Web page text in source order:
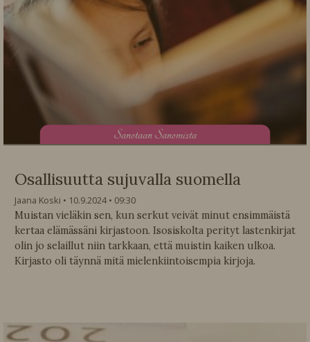
Sanotaan Sanomista
Osallisuutta sujuvalla suomella
Jaana Koski 10.9.2024
09:30
Muistan vieläkin sen, kun serkut veivät minut ensimmäistä
kertaa elämässäni kirjastoon. Isosiskolta perityt lastenkirjat
olin jo selaillut niin tarkkaan, että muistin kaiken ulkoa.
Kirjasto oli täynnä mitä mielenkiintoisempia kirjoja.